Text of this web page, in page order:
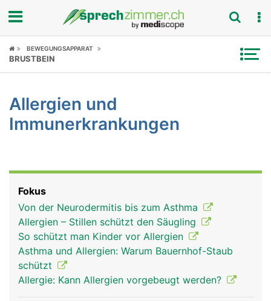
Fokus
Symptome
Ratgeber
Rubriken
BEWEGUNGSAPPARAT
BRUSTBEIN
Allergien und
Immunerkrankungen
Fokus
Von der Neurodermitis bis zum Asthma
Allergien – Stillen schützt den Säugling
So schützt man Kinder vor Allergien
Asthma und Allergien: Warum Bauernhof-Staub
schützt
Allergie: Kann Allergien vorgebeugt werden?